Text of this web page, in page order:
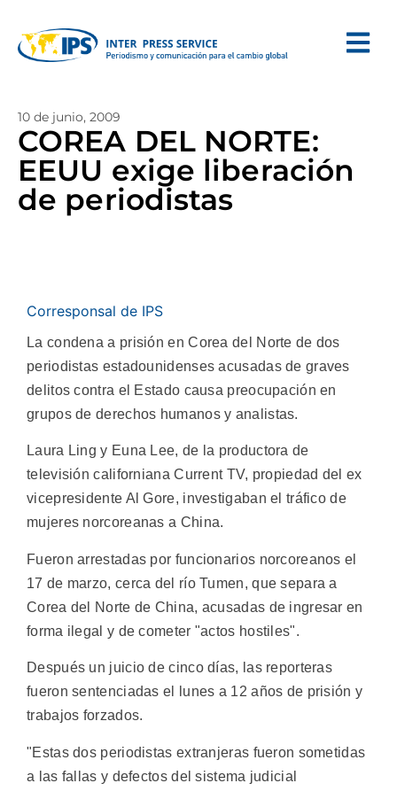
10 de junio, 2009
COREA DEL NORTE:
EEUU exige liberación
de periodistas
Corresponsal de IPS
La condena a prisión en Corea del Norte de dos
periodistas estadounidenses acusadas de graves
delitos contra el Estado causa preocupación en
grupos de derechos humanos y analistas.
Laura Ling y Euna Lee, de la productora de
televisión californiana Current TV, propiedad del ex
vicepresidente Al Gore, investigaban el tráfico de
mujeres norcoreanas a China.
Fueron arrestadas por funcionarios norcoreanos el
17 de marzo, cerca del río Tumen, que separa a
Corea del Norte de China, acusadas de ingresar en
forma ilegal y de cometer "actos hostiles".
Después un juicio de cinco días, las reporteras
fueron sentenciadas el lunes a 12 años de prisión y
trabajos forzados.
"Estas dos periodistas extranjeras fueron sometidas
a las fallas y defectos del sistema judicial